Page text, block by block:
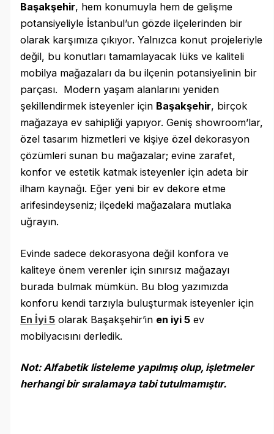
Başakşehir, hem konumuyla hem de gelişme
potansiyeliyle İstanbul’un gözde ilçelerinden bir
olarak karşımıza çıkıyor. Yalnızca konut projeleriyle
değil, bu konutları tamamlayacak lüks ve kaliteli
mobilya mağazaları da bu ilçenin potansiyelinin bir
parçası. Modern yaşam alanlarını yeniden
şekillendirmek isteyenler için Başakşehir, birçok
mağazaya ev sahipliği yapıyor. Geniş showroom’lar,
özel tasarım hizmetleri ve kişiye özel dekorasyon
çözümleri sunan bu mağazalar; evine zarafet,
konfor ve estetik katmak isteyenler için adeta bir
ilham kaynağı. Eğer yeni bir ev dekore etme
arifesindeyseniz; ilçedeki mağazalara mutlaka
uğrayın.
Evinde sadece dekorasyona değil konfora ve
kaliteye önem verenler için sınırsız mağazayı
burada bulmak mümkün. Bu blog yazımızda
konforu kendi tarzıyla buluşturmak isteyenler için
En İyi 5 olarak Başakşehir’in en iyi 5 ev
mobilyacısını derledik.
Not: Alfabetik listeleme yapılmış olup, işletmeler
herhangi bir sıralamaya tabi tutulmamıştır.